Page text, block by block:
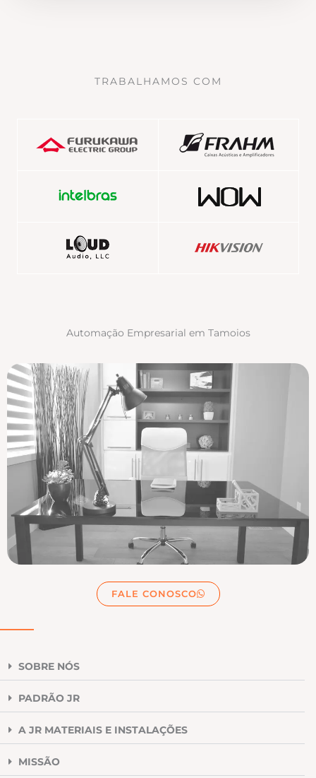
TRABALHAMOS COM
Automação Empresarial em Tamoios
FALE CONOSCO
SOBRE NÓS
PADRÃO JR
A JR MATERIAIS E INSTALAÇÕES
MISSÃO